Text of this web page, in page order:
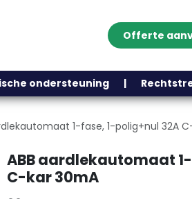
Contact Help
Offerte
ondersteuning |
1-fase, 1-polig+nul 32A
ABB aardlekautomaat
C-kar 30mA